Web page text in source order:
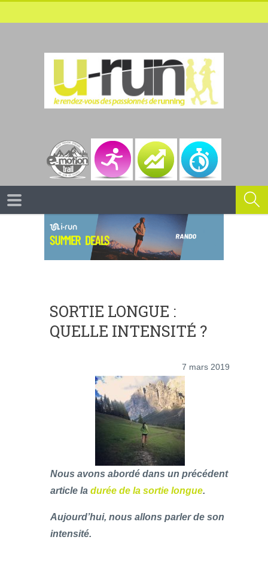
SORTIE LONGUE :
QUELLE INTENSITÉ ?
7 mars 2019
Nous avons abordé dans un précédent
article la durée de la sortie longue.
Aujourd’hui, nous allons parler de son
intensité.